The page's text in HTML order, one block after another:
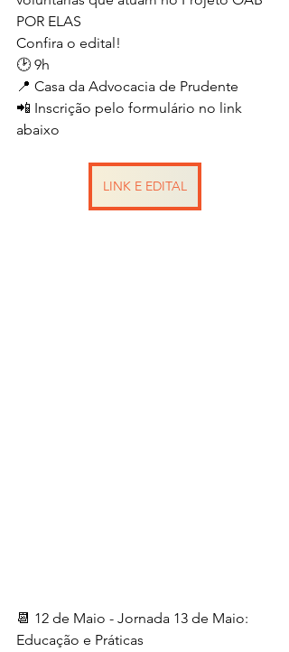
POR ELAS
Confira o edital!
🕑 9h
📍 Casa da Advocacia de Prudente
📲 Inscrição pelo formulário no link
abaixo
LINK E EDITAL
📆 12 de Maio - Jornada 13 de Maio:
Educação e Práticas